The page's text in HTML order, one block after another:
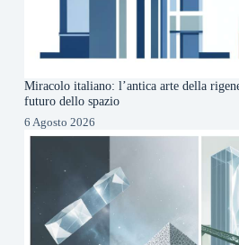
Miracolo italiano: l’antica arte della
futuro dello spazio
6 Agosto 2026